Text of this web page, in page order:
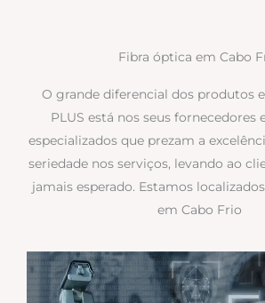
Fibra óptica em Cabo
O grande diferencial dos produtos
PLUS está nos seus fornecedores
especializados que prezam a
seriedade nos serviços, levando ao
jamais esperado. Estamos
em Cabo Frio